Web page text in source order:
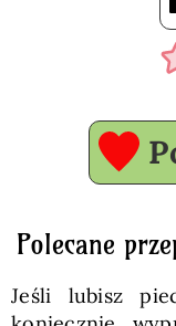
Polecane
Jeśli lubisz